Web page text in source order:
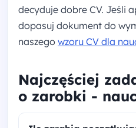
decyduje dobre CV. Jeśli
dopasuj dokument do
naszego wzoru CV dla
Najczęściej
o zarobki -